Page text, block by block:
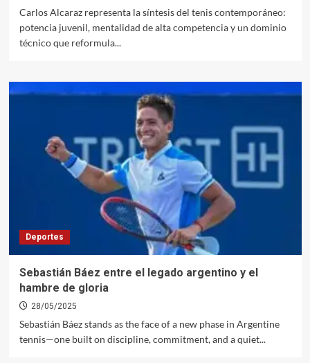
Carlos Alcaraz representa la síntesis del tenis contemporáneo:
potencia juvenil, mentalidad de alta competencia y un dominio
técnico que reformula...
Deportes
Sebastián Báez entre el legado argentino y el
hambre de gloria
28/05/2025
Sebastián Báez stands as the face of a new phase in Argentine
tennis—one built on discipline, commitment, and a quiet...